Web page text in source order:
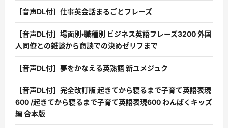
［音声DL付］仕事英会話まるごとフレーズ
［音声DL付］場面別・職種別 ビジネス英語フレーズ3200 外国
人同僚との雑談から商談での決めゼリフまで
［音声DL付］夢をかなえる英熟語 新ユメジュク
［音声DL付］完全改訂版 起きてから寝るまで子育て英語表現
600 /起きてから寝るまで子育て英語表現600 わんぱくキッズ
編 合本版